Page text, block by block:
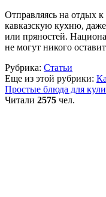
Отправляясь на отдых
кавказскую кухню,
или пряностей.
не могут никого
Рубрика: Статьи
Еще из этой рубрики:
Простые блюда для
Читали 2575 чел.